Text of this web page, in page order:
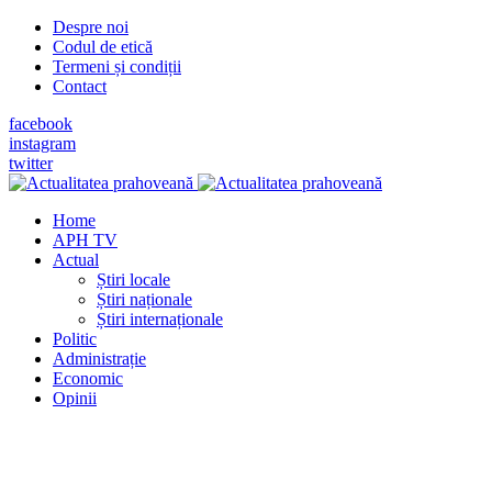
Despre noi
Codul de etică
Termeni și condiții
Contact
facebook
instagram
twitter
Home
APH TV
Actual
Știri locale
Știri naționale
Știri internaționale
Politic
Administrație
Economic
Opinii